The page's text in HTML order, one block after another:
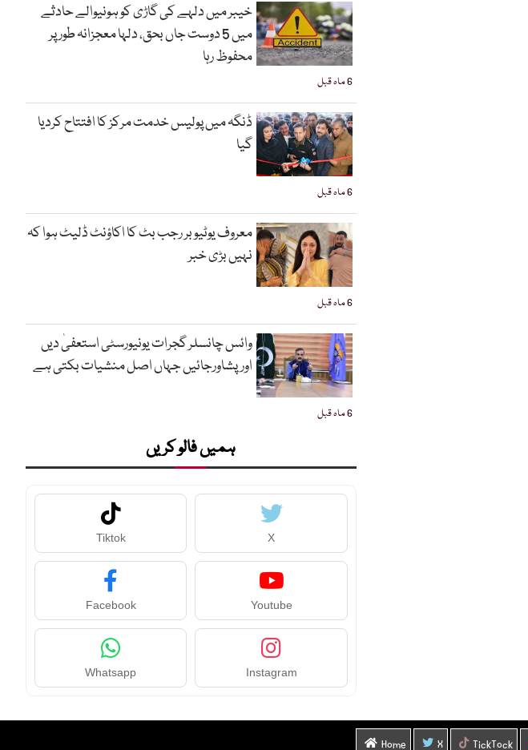
6 ماہ قبل
خیبر میں دلہے کی گاڑی کو ہونیوالے حادثے
میں 5 دوست جاں بحق، دلہا معجزانہ طور پر
محفوظ رہا
6 ماہ قبل
ڈنگہ میں پولیس خدمت مرکز کا افتتاح کردیا
گیا
6 ماہ قبل
معروف یوٹیوبر رجب بٹ کا اکاؤنٹ ڈلیٹ ہوا کہ
نہیں بڑی خبر
6 ماہ قبل
وائس چانسلر گجرات یونیورسٹی استعفیٰ دیں
اورپشاورجائیں جہاں اصل منشیات بکتی ہے
ہمیں فالو کریں
X
Tiktok
Youtube
Facebook
Instagram
Whatsapp
Home X TickTock